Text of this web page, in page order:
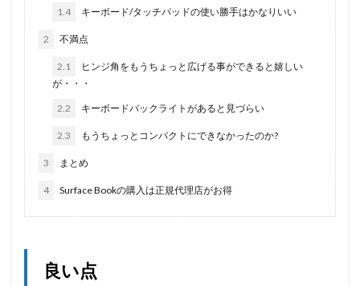
1.4 キーボード/タッチパッドの使い勝手はかなりいい
2 不満点
2.1
ヒンジ角をもうちょっと広げる事ができると嬉しい
が・・・
2.2 キーボードバックライトがあると見づらい
2.3 もうちょっとコンパクトにできなかったのか?
3 まとめ
4 Surface Bookの購入は正規代理店がお得
良い点